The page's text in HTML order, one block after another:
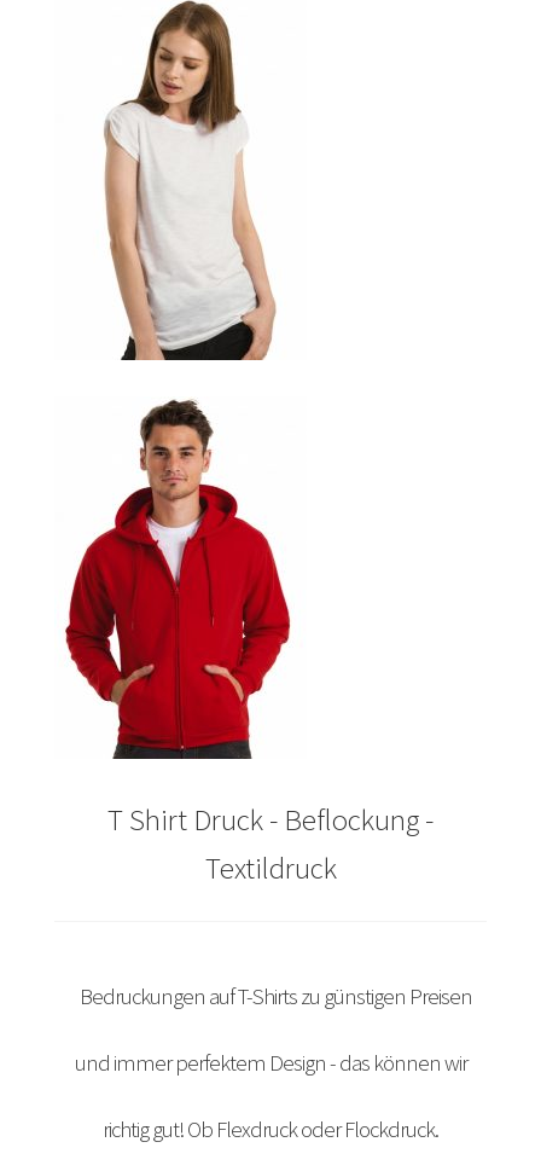
Akbash Hunde T-Shirts Kaufen selber gestalten und
American Bulldog T Shirts Kaufen – Motive selber
gestalten und bedrucken
Arbeitshosen günstig bedrucken
Arbeitsjacken günstig bedrucken
Arbeitskleidung bedrucken Alfeld – Firmenlogo
Arbeitskleidung bedrucken Ankum – Firmenlogo
Arbeitskleidung bedrucken Aurich – Firmenlogo
Arbeitskleidung bedrucken Bad Bentheim – Firmenlogo
Arbeitskleidung bedrucken Bad Essen – Firmenlogo
Arbeitskleidung BEDRUCKEN Böblingen /
Berufsbekleidung
Arbeitskleidung bedrucken Dresden – Firmenlogo
T Shirt Druck - Beflockung -
Textildruck
Bedruckungen auf T-Shirts zu günstigen Preisen
und immer perfektem Design - das können wir
richtig gut! Ob Flexdruck oder Flockdruck.